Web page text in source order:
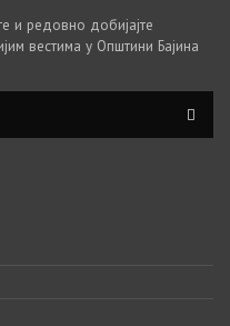
и редовно добијајте
вестима у Општини Бајина